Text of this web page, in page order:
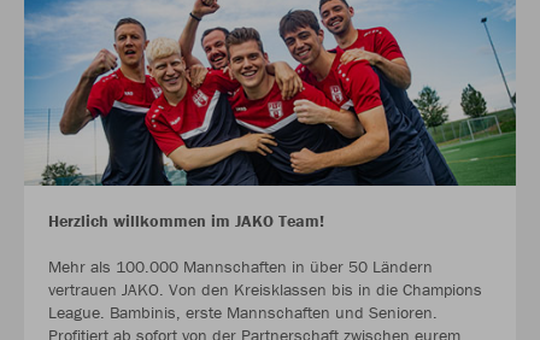
Herzlich willkommen im JAKO Team!
Mehr als 100.000 Mannschaften in über 50 Ländern
vertrauen JAKO. Von den Kreisklassen bis in die Champions
League. Bambinis, erste Mannschaften und Senioren.
Profitiert ab sofort von der Partnerschaft zwischen eurem